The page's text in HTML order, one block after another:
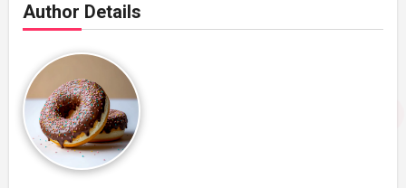
Author Details